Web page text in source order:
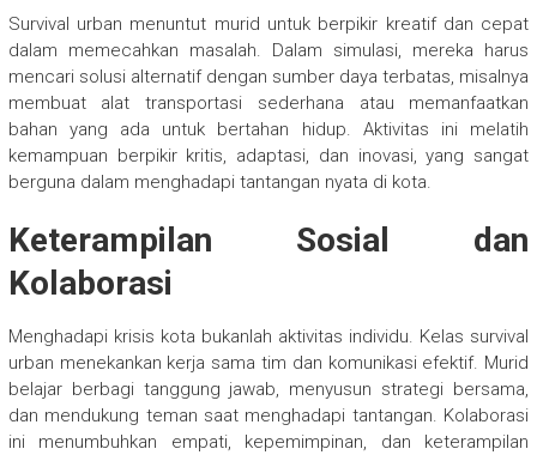
Survival urban menuntut murid untuk berpikir kreatif dan cepat
dalam memecahkan masalah. Dalam simulasi, mereka harus
mencari solusi alternatif dengan sumber daya terbatas, misalnya
membuat alat transportasi sederhana atau memanfaatkan
bahan yang ada untuk bertahan hidup. Aktivitas ini melatih
kemampuan berpikir kritis, adaptasi, dan inovasi, yang sangat
berguna dalam menghadapi tantangan nyata di kota.
Keterampilan Sosial dan
Kolaborasi
Menghadapi krisis kota bukanlah aktivitas individu. Kelas survival
urban menekankan kerja sama tim dan komunikasi efektif. Murid
belajar berbagi tanggung jawab, menyusun strategi bersama,
dan mendukung teman saat menghadapi tantangan. Kolaborasi
ini menumbuhkan empati, kepemimpinan, dan keterampilan